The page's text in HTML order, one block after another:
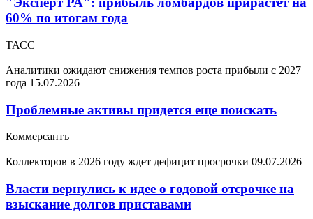
60% по итогам года
ТАСС
Аналитики ожидают снижения темпов роста прибыли с 2027
года 15.07.2026
Проблемные активы придется еще поискать
Коммерсантъ
Коллекторов в 2026 году ждет дефицит просрочки 09.07.2026
Власти вернулись к идее о годовой отсрочке на
взыскание долгов приставами